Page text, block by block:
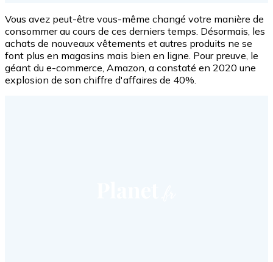
Vous avez peut-être vous-même changé votre manière de
consommer au cours de ces derniers temps. Désormais, les
achats de nouveaux vêtements et autres produits ne se
font plus en magasins mais bien en ligne. Pour preuve, le
géant du e-commerce, Amazon, a constaté en 2020 une
explosion de son chiffre d'affaires de 40%.